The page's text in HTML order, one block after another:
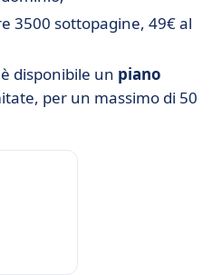
3500 sottopagine, 49€ al
disponibile un piano
per un massimo di 50